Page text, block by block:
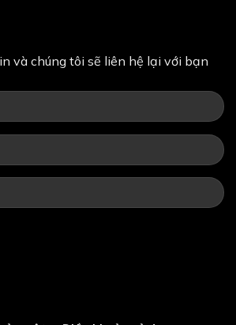
và chúng tôi sẽ liên hệ lại với bạn